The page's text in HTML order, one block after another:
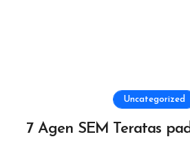
Uncategorized
7 Agen SEM Teratas